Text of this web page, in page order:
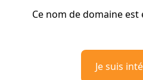
Ce nom de domaine est
Je suis